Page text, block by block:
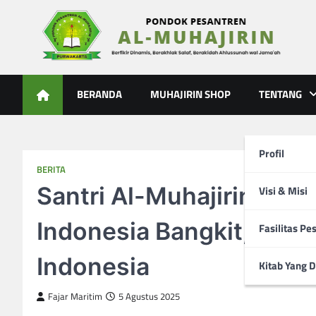
Al-Muhajirin
BERANDA MUHAJIRIN SHOP TENTANG
Profil
Visi & Misi
Fasilitas
Kitab Yang
BERITA
Santri Al-Muhajirin
Indonesia Bangkit,
Indonesia
Fajar Maritim 5 Agustus 2025